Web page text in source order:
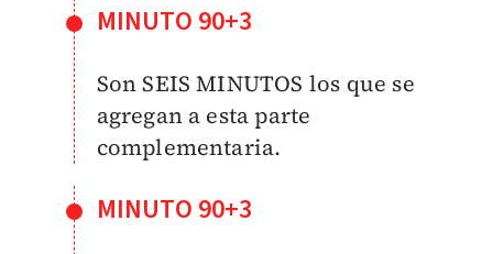
MINUTO 90+3
Son SEIS MINUTOS los que se
agregan a esta parte
complementaria.
MINUTO 90+3